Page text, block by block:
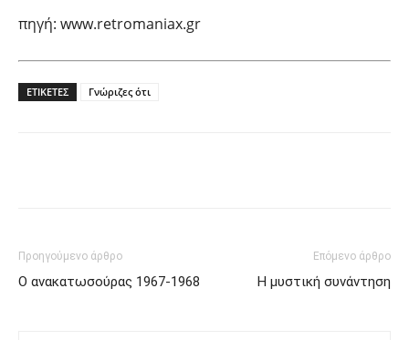
πηγή: www.retromaniax.gr
ΕΤΙΚΕΤΕΣ Γνώριζες ότι
Προηγούμενο άρθρο
Ο ανακατωσούρας 1967-1968
Επόμενο άρθρο
Η μυστική συνάντηση